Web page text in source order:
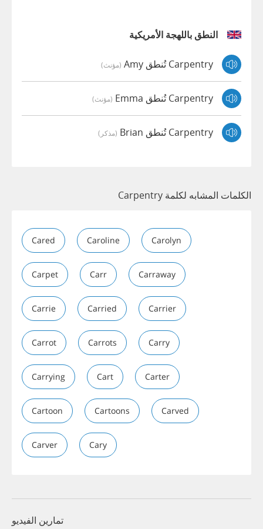
النطق باللهجة الأمريكية
Carpentry تُنطق Amy (مؤنث)
Carpentry تُنطق Emma (مؤنث)
Carpentry تُنطق Brian (مذكر)
الكلمات المشابه لكلمة Carpentry
Cared Caroline Carolyn
Carpet Carr Carraway
Carrie Carried Carrier
Carrot Carrots Carry
Carrying Cart Carter
Cartoon Cartoons Carved
Carver Cary
تمارين الفيديو